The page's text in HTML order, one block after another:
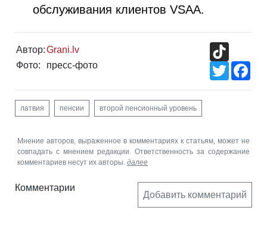
обслуживания клиентов VSAA.
Автор:Grani.lv
Фото:
пресс-фото
Twitter
латвия пенсии второй пенсионный уровень
Мнение авторов, выраженное в комментариях к статьям, может не
совпадать с мнением редакции. Ответственность за содержание
комментариев несут их авторы. далее
Комментарии
Добавить комментарий